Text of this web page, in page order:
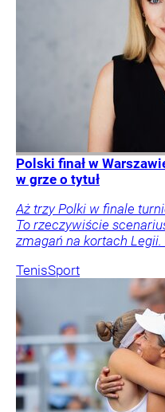
Polski finał w
w grze o tytuł
Aż trzy Polki w finale
To rzeczywiście
zmagań na kortach Legii.
TenisSport